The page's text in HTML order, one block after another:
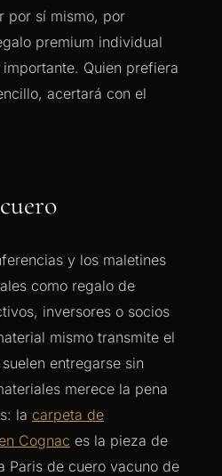
por sí mismo, por
premium individual
Quien prefiera
acertará con el
y los maletines
como regalo de
inversores o socios
mismo transmite el
entregarse sin
merece la pena
la carpeta de
Cognac es la pieza de
Paris de cuero vacuno de